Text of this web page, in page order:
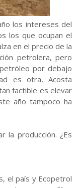
los intereses del
los que ocupan el
en el precio de la
petrolera, pero
por debajo
es otra, Acosta
factible es elevar
año tampoco ha
la producción. ¿Es
el país y Ecopetrol